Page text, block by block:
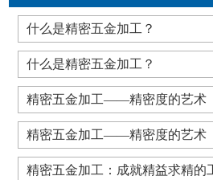
什么是精密五金加工？
什么是精密五金加工？
精密五金加工——精密度的艺术
精密五金加工——精密度的艺术
精密五金加工：成就精益求精的